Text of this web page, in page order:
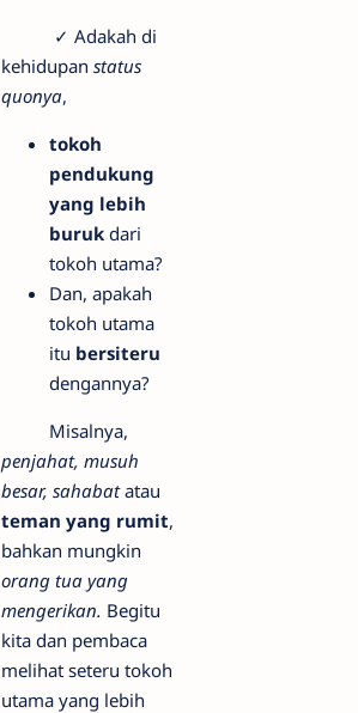
✓ Adakah di
kehidupan status
quonya,
tokoh
pendukung
yang lebih
buruk dari
tokoh utama?
Dan, apakah
tokoh utama
itu bersiteru
dengannya?
Misalnya,
penjahat, musuh
besar, sahabatatau
teman yang rumit,
bahkan mungkin
orang tua yang
mengerikan. Begitu
kita dan pembaca
melihat seteru tokoh
utama yang lebih